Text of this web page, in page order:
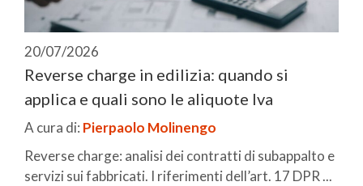
20/07/2026
Reverse charge in edilizia: quando si
applica e quali sono le aliquote Iva
A cura di: Pierpaolo Molinengo
Reverse charge: analisi dei contratti di subappalto e
servizi sui fabbricati. I riferimenti dell’art. 17 DPR ...